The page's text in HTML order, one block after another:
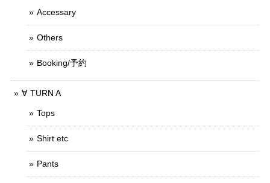
Accessary
Others
Booking/予約
∀ TURN A
Tops
Shirt etc
Pants